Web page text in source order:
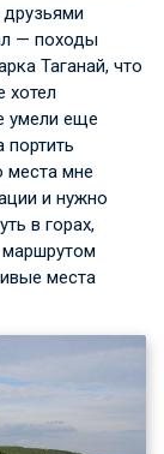
— походы
Таганай, что
хотел
умели еще
портить
места мне
и нужно
в горах,
маршрутом
места